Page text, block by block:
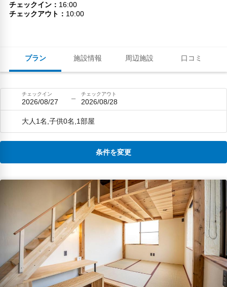
プラン 施設情報 周辺施設 口コミ
チェックイン
16:00
チェックアウト
10:00
チェックイン
2026/08/27
チェックアウト
2026/08/28
大人1名,子供0名,1部屋
条件を変更